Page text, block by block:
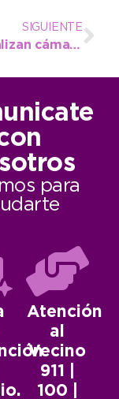
SIGUIENTE
Se analizan cámaras de seguridad para identificar a los autores de hechos de vandalismo en Quequén
para
Atención
al
Vecino
911 |
100 |